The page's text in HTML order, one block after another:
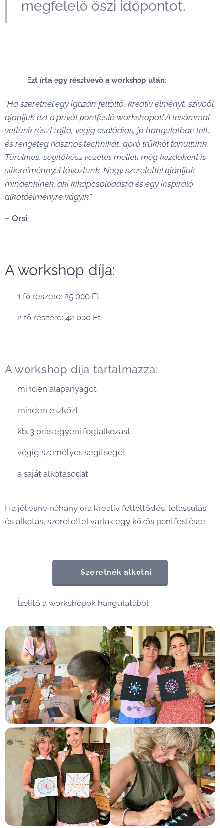
megfelelő őszi időpontot. 💙
Ezt írta egy résztvevő a workshop után:
"Ha szeretnél egy igazán feltöltő, kreatív élményt, szívből
ajánljuk ezt a privát pontfestő workshopot! A tesómmal
vettünk részt rajta, végig családias, jó hangulatban telt,
és rengeteg hasznos technikát, apró trükköt tanultunk.
Türelmes, segítőkész vezetés mellett még kezdőként is
sikerélménnyel távoztunk. Nagy szeretettel ajánljuk
mindenkinek, aki kikapcsolódásra és egy inspiráló
alkotóélményre vágyik."
– Orsi
A workshop díja:
🎨 1 fő részére: 25 000 Ft
🎨 2 fő részére: 42 000 Ft
A workshop díja tartalmazza:
🎨 minden alapanyagot
🎨 minden eszközt
🎨 kb. 3 órás egyéni foglalkozást
🎨 végig személyes segítséget
🎨 a saját alkotásodat
Ha jól esne néhány óra kreatív feltöltődés, lelassulás
és alkotás, szeretettel várlak egy közös pontfestésre.
✨ Szeretnék alkotni
📸 Ízelítő a workshopok hangulatából